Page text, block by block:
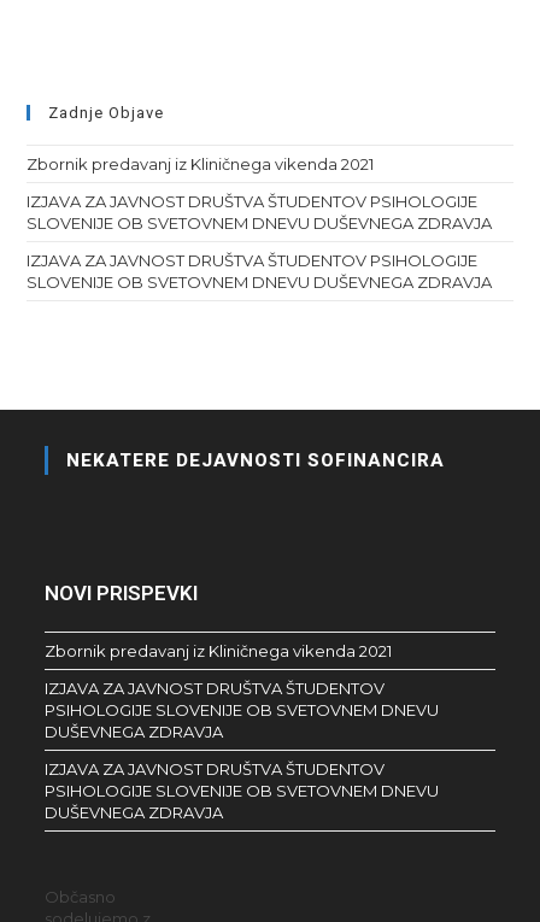
Zadnje Objave
Zbornik predavanj iz Kliničnega vikenda 2021
IZJAVA ZA JAVNOST DRUŠTVA ŠTUDENTOV PSIHOLOGIJE
SLOVENIJE OB SVETOVNEM DNEVU DUŠEVNEGA ZDRAVJA
IZJAVA ZA JAVNOST DRUŠTVA ŠTUDENTOV PSIHOLOGIJE
SLOVENIJE OB SVETOVNEM DNEVU DUŠEVNEGA ZDRAVJA
NEKATERE DEJAVNOSTI SOFINANCIRA
NOVI PRISPEVKI
Zbornik predavanj iz Kliničnega vikenda 2021
IZJAVA ZA JAVNOST DRUŠTVA ŠTUDENTOV
PSIHOLOGIJE SLOVENIJE OB SVETOVNEM DNEVU
DUŠEVNEGA ZDRAVJA
IZJAVA ZA JAVNOST DRUŠTVA ŠTUDENTOV
PSIHOLOGIJE SLOVENIJE OB SVETOVNEM DNEVU
DUŠEVNEGA ZDRAVJA
Občasno
sodelujemo z